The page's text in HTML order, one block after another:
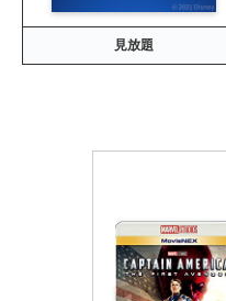
見放題